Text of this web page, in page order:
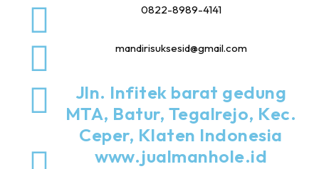
0822-8989-4141
mandirisuksesid@gmail.com
Jln. Infitek barat gedung
MTA, Batur, Tegalrejo, Kec.
Ceper, Klaten Indonesia
www.jualmanhole.id